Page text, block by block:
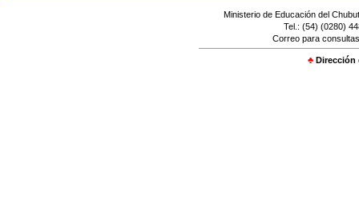
Ministerio de Educación del
Tel.: (54) (0280)
Correo para
♣ Dirección